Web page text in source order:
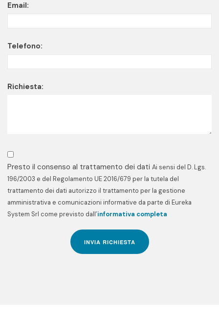
Email:
Telefono:
Richiesta:
Presto il consenso al trattamento dei dati Ai sensi del D. Lgs.
196/2003 e del Regolamento UE 2016/679 per la tutela del
trattamento dei dati autorizzo il trattamento per la gestione
amministrativa e comunicazioni informative da parte di Eureka
System Srl come previsto dall’informativa completa
INVIA RICHIESTA